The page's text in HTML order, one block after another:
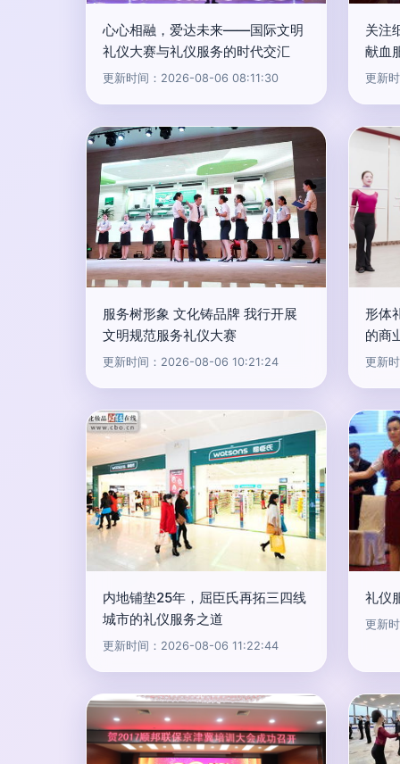
心心相融，爱达未来——国际文明
礼仪大赛与礼仪服务的时代交汇
更新时间：2026-08-06 08:11:30
关注
献血
更新
服务树形象 文化铸品牌 我行开展
文明规范服务礼仪大赛
更新时间：2026-08-06 10:21:24
形体
的商
更新
内地铺垫25年，屈臣氏再拓三四线
城市的礼仪服务之道
更新时间：2026-08-06 11:22:44
礼仪
更新